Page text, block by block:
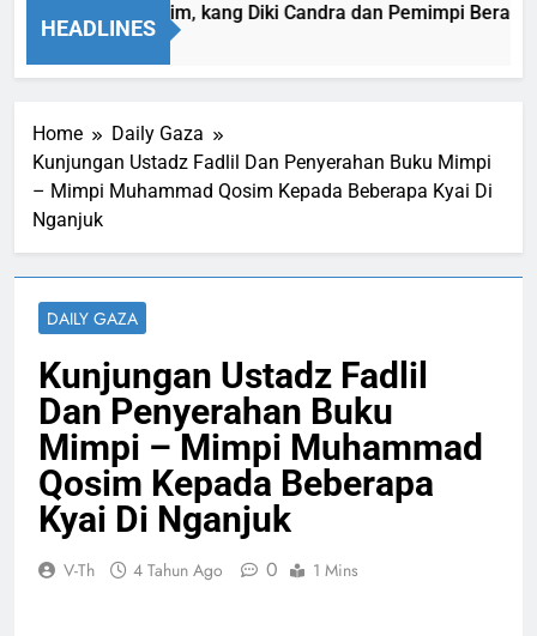
HEADLINES
Muhammad Qasim, kang Diki Candra dan Pemimpi Berada
20 Jam Ago
Home
Daily Gaza
Kunjungan Ustadz Fadlil Dan Penyerahan Buku Mimpi
– Mimpi Muhammad Qosim Kepada Beberapa Kyai Di
Nganjuk
DAILY GAZA
Kunjungan Ustadz Fadlil
Dan Penyerahan Buku
Mimpi – Mimpi Muhammad
Qosim Kepada Beberapa
Kyai Di Nganjuk
V-Th 4 Tahun Ago 0 1 Mins